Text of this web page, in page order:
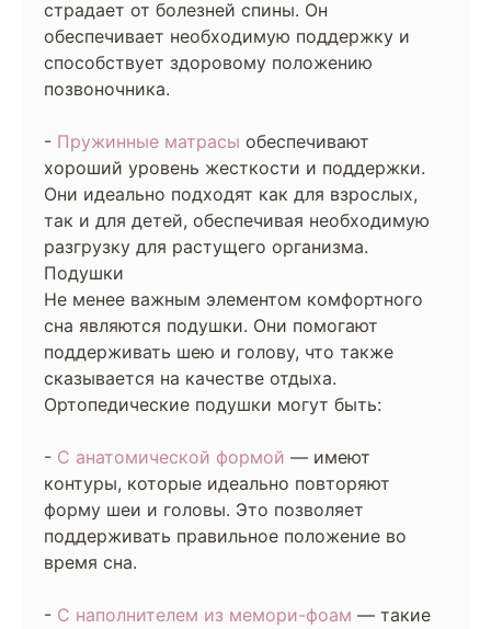
страдает от болезней спины. Он
обеспечивает необходимую поддержку и
способствует здоровому положению
позвоночника.
- Пружинные матрасы обеспечивают
хороший уровень жесткости и поддержки.
Они идеально подходят как для взрослых,
так и для детей, обеспечивая необходимую
разгрузку для растущего организма.
Подушки
Не менее важным элементом комфортного
сна являются подушки. Они помогают
поддерживать шею и голову, что также
сказывается на качестве отдыха.
Ортопедические подушки могут быть:
- С анатомической формой — имеют
контуры, которые идеально повторяют
форму шеи и головы. Это позволяет
поддерживать правильное положение во
время сна.
- С наполнителем из мемори-фоам — такие